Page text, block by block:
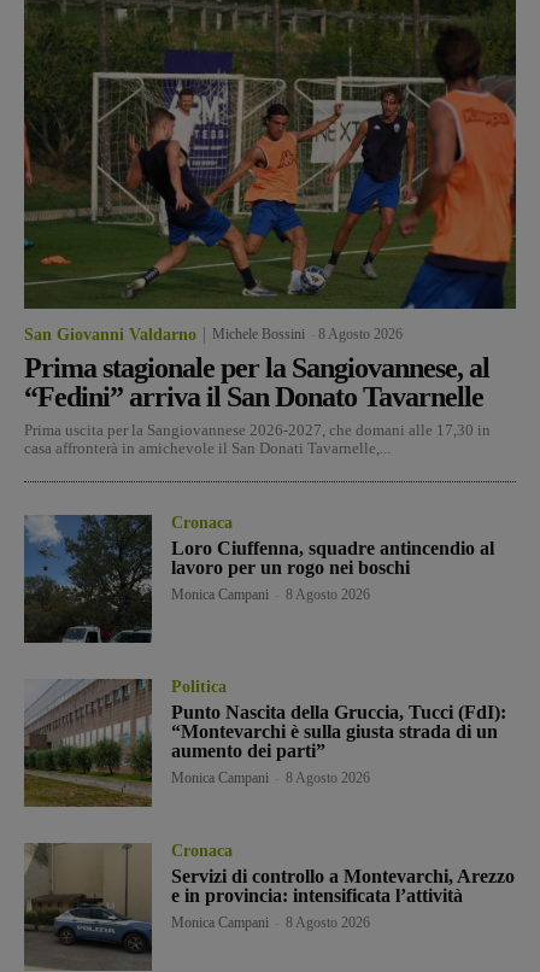
San Giovanni Valdarno Michele Bossini 8 Agosto 2026
Prima stagionale per la Sangiovannese, al
“Fedini” arriva il San Donato Tavarnelle
Prima uscita per la Sangiovannese 2026-2027, che domani alle 17,30 in
casa affronterà in amichevole il San Donati Tavarnelle,...
Cronaca
Loro Ciuffenna, squadre antincendio al
lavoro per un rogo nei boschi
Monica Campani 8 Agosto 2026
Politica
Punto Nascita della Gruccia, Tucci (FdI):
“Montevarchi è sulla giusta strada di un
aumento dei parti”
Monica Campani 8 Agosto 2026
Cronaca
Servizi di controllo a Montevarchi, Arezzo
e in provincia: intensificata l’attività
Monica Campani 8 Agosto 2026